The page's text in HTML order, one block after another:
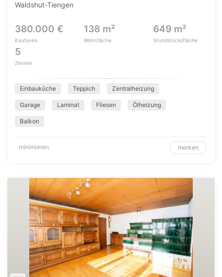
Waldshut-Tiengen
380.000 €
Kaufpreis
138 m²
Wohnfläche
649 m²
Grundstücksfläche
5
Zimmer
Einbauküche Teppich Zentralheizung
Garage Laminat Fliesen Ölheizung
Balkon
minimieren merken